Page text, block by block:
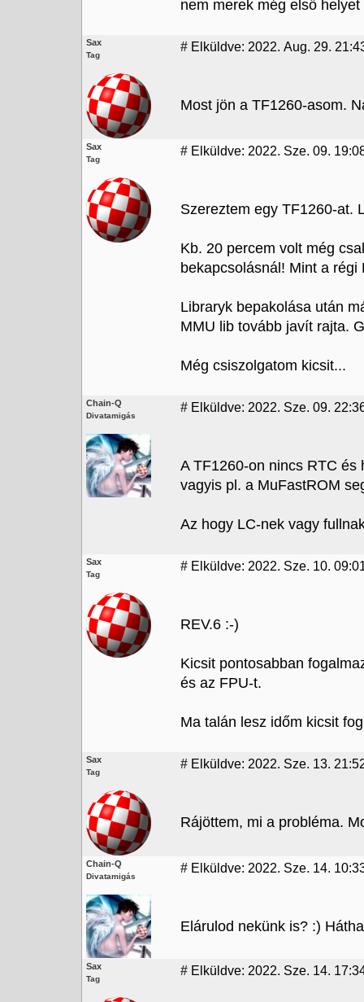
nem merek még első
Sax
Tag
# Elküldve: 2022. Aug. 29.
Most jön a TF1260-asom.
Sax
Tag
# Elküldve: 2022. Sze. 09.
Szereztem egy TF1260-at.
Kb. 20 percem volt még
bekapcsolásnál! Mint a
Libraryk bepakolása után
MMU lib tovább javít rajta.
Még csiszolgatom kicsit...
Chain-Q
Divatamigás
# Elküldve: 2022. Sze. 09.
A TF1260-on nincs RTC
vagyis pl. a MuFastROM
Az hogy LC-nek vagy
Sax
Tag
# Elküldve: 2022. Sze. 10.
REV.6 :-)
Kicsit pontosabban
és az FPU-t.
Ma talán lesz időm kicsit
Sax
Tag
# Elküldve: 2022. Sze. 13.
Rájöttem, mi a probléma.
Chain-Q
Divatamigás
# Elküldve: 2022. Sze. 14.
Elárulod nekünk is? :)
Sax
Tag
# Elküldve: 2022. Sze. 14.